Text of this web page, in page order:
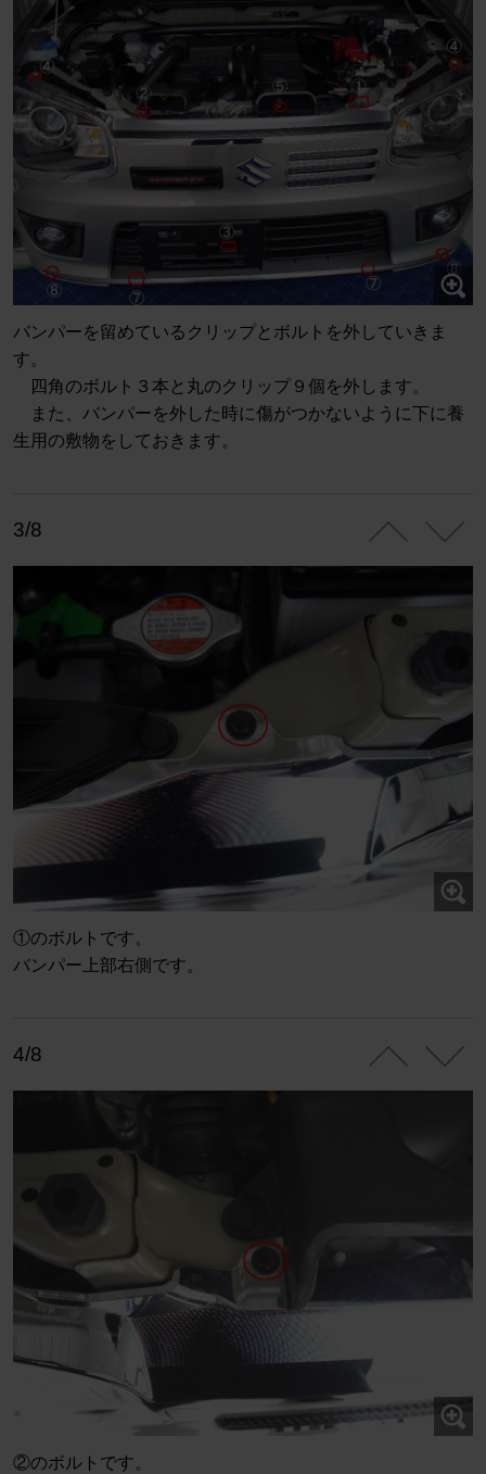
バンパーを留めているクリップとボルトを外していきま
す。
四角のボルト３本と丸のクリップ９個を外します。
また、バンパーを外した時に傷がつかないように下に養
生用の敷物をしておきます。
3/8
①のボルトです。
バンパー上部右側です。
4/8
②のボルトです。